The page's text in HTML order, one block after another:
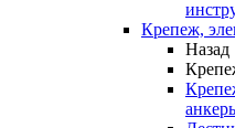
Крепеж,
Назад